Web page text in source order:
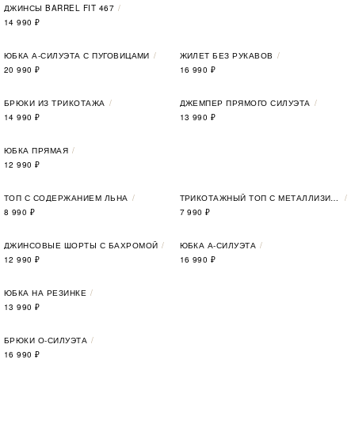
ДЖИНСЫ BARREL FIT 467
14 990 ₽
ЮБКА А-СИЛУЭТА С ПУГОВИЦАМИ
20 990 ₽
ЖИЛЕТ БЕЗ РУКАВОВ
16 990 ₽
БРЮКИ ИЗ ТРИКОТАЖА
14 990 ₽
ДЖЕМПЕР ПРЯМОГО СИЛУЭТА
13 990 ₽
ЮБКА ПРЯМАЯ
12 990 ₽
ТОП С СОДЕРЖАНИЕМ ЛЬНА
8 990 ₽
ТРИКОТАЖНЫЙ ТОП С МЕТАЛЛИЗИРОВАННОЙ НИТЬЮ
7 990 ₽
ДЖИНСОВЫЕ ШОРТЫ С БАХРОМОЙ
12 990 ₽
ЮБКА А-СИЛУЭТА
16 990 ₽
ЮБКА НА РЕЗИНКЕ
13 990 ₽
БРЮКИ О-СИЛУЭТА
16 990 ₽